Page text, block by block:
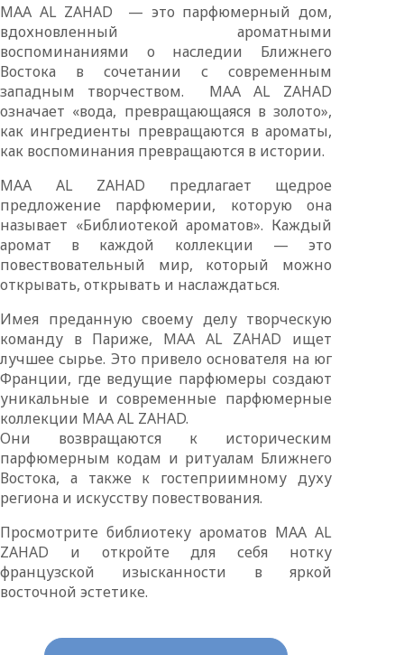
MAA AL ZAHAD — это парфюмерный дом,
вдохновленный ароматными
воспоминаниями о наследии Ближнего
Востока в сочетании с современным
западным творчеством. MAA AL ZAHAD
означает «вода, превращающаяся в золото»,
как ингредиенты превращаются в ароматы,
как воспоминания превращаются в истории.
MAA AL ZAHAD предлагает щедрое
предложение парфюмерии, которую она
называет «Библиотекой ароматов». Каждый
аромат в каждой коллекции — это
повествовательный мир, который можно
открывать, открывать и наслаждаться.
Имея преданную своему делу творческую
команду в Париже, MAA AL ZAHAD ищет
лучшее сырье. Это привело основателя на юг
Франции, где ведущие парфюмеры создают
уникальные и современные парфюмерные
коллекции MAA AL ZAHAD.
Они возвращаются к историческим
парфюмерным кодам и ритуалам Ближнего
Востока, а также к гостеприимному духу
региона и искусству повествования.
Просмотрите библиотеку ароматов MAA AL
ZAHAD и откройте для себя нотку
французской изысканности в яркой
восточной эстетике.